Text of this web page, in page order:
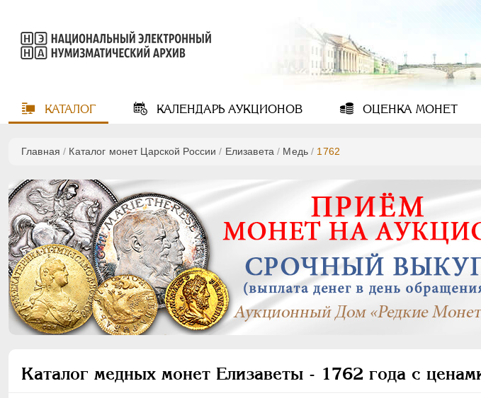
КАТАЛОГ КАЛЕНДАРЬАУКЦИОНОВ ОЦЕНКА МОНЕТ
Главная / Каталог монет Царской России / Елизавета / Медь / 1762
Каталог медных монет Елизаветы - 1762 года с